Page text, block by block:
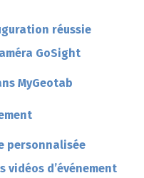
réussie
GoSight
MyGeotab
personnalisée
vidéos d’événement